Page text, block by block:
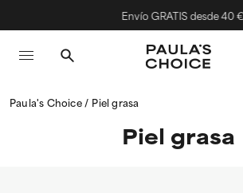
Envío GRATIS desde 40 €
Paula's Choice Piel grasa
Piel grasa